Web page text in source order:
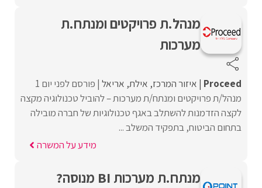
מנהל.ת פרויקטים ומנתח.ת
מערכות
Proceed‏ איזור המרכז אילת אריאל פורסם לפני יום 1
מנהל/ת פרויקטים ומנתח/ת מערכות – להוביל טכנולוגיה מקצה
לקצה הזדמנות להשתלב באגף טכנולוגיות של חברה מובילה
בתחום הביטוח, בתפקיד המשלב ...
מידע על המשרה
מנתח.ת מערכות BI מנוסה?